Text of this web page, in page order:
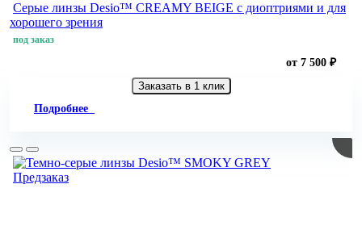
Серые линзы Desio™ CREAMY BEIGE с диоптриями и для
хорошего зрения
под заказ
от 7 500 ₽
Заказать в 1 клик
Подробнее
Предзаказ